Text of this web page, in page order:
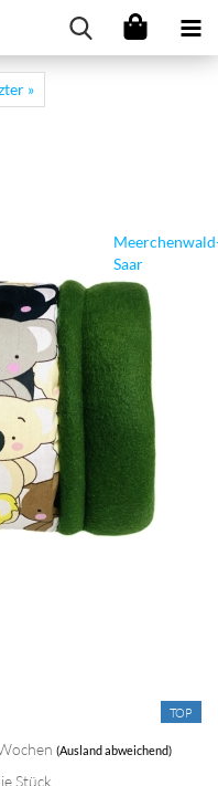
»
Saar
TOP
(Ausland abweichend)
Stück